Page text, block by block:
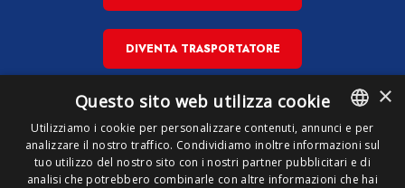
DIVENTA TRASPORTATORE
Copyright © Susa S.p.A. P.iva
00148710544
ITALIAN
ENGLISH
×
Questo sito web utilizza cookie
Utilizziamo i cookie per personalizzare contenuti, annunci e per
analizzare il nostro traffico. Condividiamo inoltre informazioni sul
tuo utilizzo del nostro sito con i nostri partner pubblicitari e di
analisi che potrebbero combinarle con altre informazioni che hai